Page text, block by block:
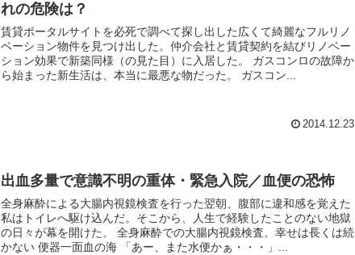
れの危険は？
賃貸ポータルサイトを必死で調べて探し出した広くて綺麗なフルリノ
ベーション物件を見つけ出した。仲介会社と賃貸契約を結びリノベー
ション効果で新築同様（の見た目）に入居した。 ガスコンロの故障か
ら始まった新生活は、本当に最悪な物だった。 ガスコン...
2014.12.23
出血多量で意識不明の重体・緊急入院／血便の恐怖
全身麻酔による大腸内視鏡検査を行った翌朝、腹部に違和感を覚えた
私はトイレへ駆け込んだ。そこから、人生で経験したことのない地獄
の日々が幕を開けた。 全身麻酔での大腸内視鏡検査。幸せは長くは続
かない 便器一面血の海 「あー、また水便かぁ・・・」...